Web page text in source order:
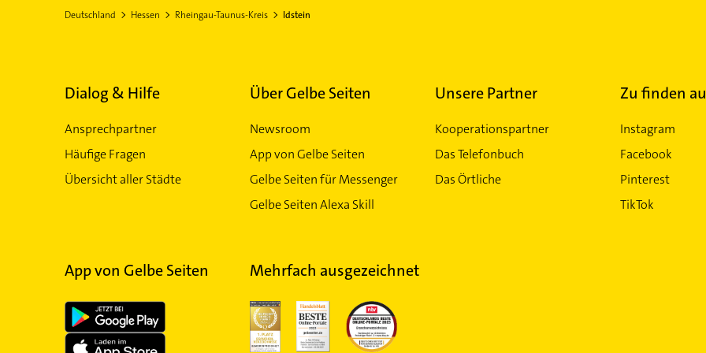
Deutschland Hessen Rheingau-Taunus-Kreis Idstein
Dialog & Hilfe
Ansprechpartner
Häufige Fragen
Übersicht aller Städte
Über Gelbe Seiten
Newsroom
App von Gelbe Seiten
Gelbe Seiten für Messenger
Gelbe Seiten Alexa Skill
Unsere Partner
Kooperationspartner
Das Telefonbuch
Das Örtliche
Zu finden
Instagram
Facebook
Pinterest
TikTok
App von Gelbe Seiten Mehrfach ausgezeichnet